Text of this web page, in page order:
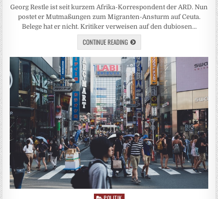
Georg Restle ist seit kurzem Afrika-Korrespondent der ARD. Nun
postet er Mutmaßungen zum Migranten-Ansturm auf Ceuta.
Belege hat er nicht. Kritiker verweisen auf den dubiosen…
CONTINUE READING